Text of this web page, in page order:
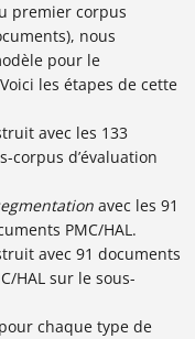
premier corpus
nous
pour le
Voici les étapes de cette
avec les 133
corpus d’évaluation
avec les 91
PMC/HAL.
avec 91 documents
HAL sur le sous-
chaque type de